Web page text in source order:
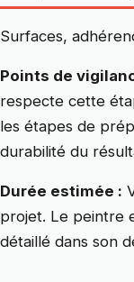
Surfaces,
Points de
respecte cette
les étapes de
durabilité du
Durée estimée :
projet. Le peintre
détaillé dans son